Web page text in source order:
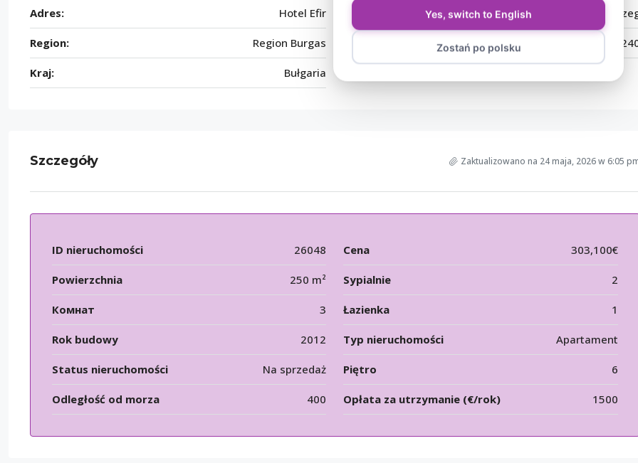
Adres: Hotel Efir Słoneczny
Region: Region Burgas
Kraj: Bułgaria
Szczegóły Zaktualizowano na 24 maja, 2026 w 6:05
ID nieruchomości 26048 Cena 303,100€
Powierzchnia 250 m² Sypialnie 2
Комнат 3 Łazienka 1
Rok budowy 2012 Typ nieruchomości Apartament
Status nieruchomości Na sprzedaż Piętro 6
Odległość od morza 400 Opłata za utrzymanie (€/rok) 1500
Yes, switch to English
Zostań po polsku